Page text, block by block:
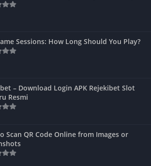
Sessions: How Long Should You Play?
– Download Login APK Rejekibet Slot
Resmi
Scan QR Code Online from Images or